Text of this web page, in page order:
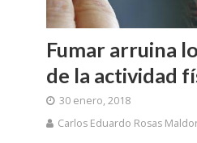
Fumar arruina
de la actividad
30 enero, 2018
Carlos Eduardo Rosas